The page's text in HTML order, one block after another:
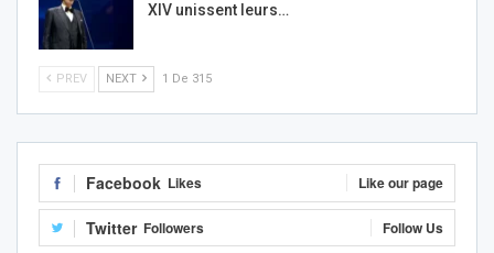
XIV unissent leurs…
PREV NEXT 1 De 315
Facebook Likes Like our page
Twitter Followers Follow Us